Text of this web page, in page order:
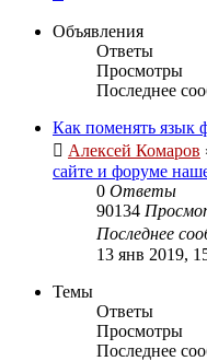
Объявления
Ответы
Просмотры
Последнее
Как поменять язык
Алексей Комаров
сайте и форуме
0 Ответы
90134
Последнее
13 янв 2019,
Темы
Ответы
Просмотры
Последнее